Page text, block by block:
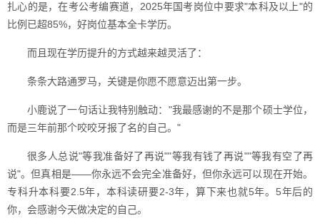
扎心的是，在考公考编赛道，2025年国考岗位中要求"本科及以上"的
比例已超85%，好岗位基本全卡学历。
而且现在学历提升的方式越来越灵活了：
条条大路通罗马，关键是你愿不愿意迈出第一步。
小鹿说了一句话让我特别触动："我最感谢的不是那个硕士学位，
而是三年前那个咬咬牙报了名的自己。"
很多人总说"等我准备好了再说""等我有钱了再说""等我有空了再
说"。但真相是——你永远不会完全准备好，但你永远可以现在开始。
专科升本科要2.5年，本科读研要2-3年，算下来也就5年。5年后的
你，会感谢今天做决定的自己。